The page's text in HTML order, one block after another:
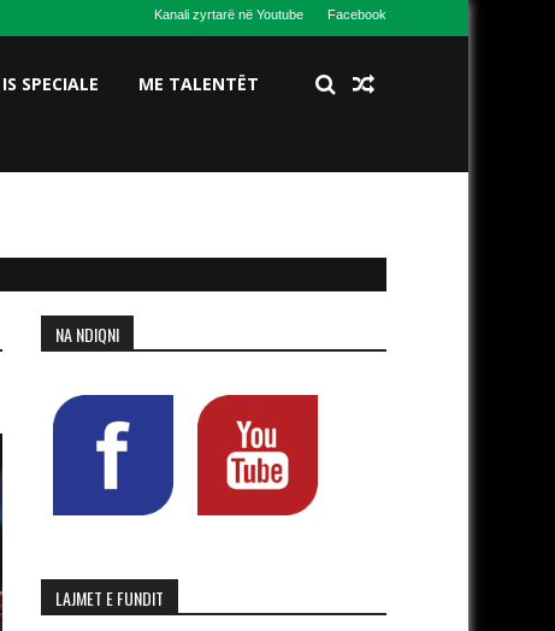
Kanali zyrtarë në Youtube Facebook
IS SPECIALE ME TALENTËT
NA NDIQNI
LAJMET E FUNDIT